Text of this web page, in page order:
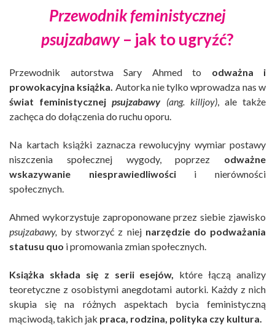
Przewodnik feministycznej
psujzabawy– jak to ugryźć?
Przewodnik autorstwa Sary Ahmed to odważna i
prowokacyjna książka. Autorka nie tylko wprowadza nas w
świat feministycznejpsujzabawy(ang. killjoy), ale także
zachęca do dołączenia do ruchu oporu.
Na kartach książki zaznacza rewolucyjny wymiar postawy
niszczenia społecznej wygody, poprzez odważne
wskazywanie niesprawiedliwościi nierówności
społecznych.
Ahmed wykorzystuje zaproponowane przez siebie zjawisko
psujzabawy, by stworzyć z niejnarzędzie do podważania
statusu quo i promowania zmian społecznych.
Książka składa się z serii esejów, które łączą analizy
teoretyczne z osobistymi anegdotami autorki. Każdy z nich
skupia się na różnych aspektach bycia feministyczną
mąciwodą, takich jak praca, rodzina, polityka czy kultura.